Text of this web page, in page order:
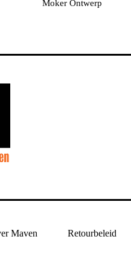
Moker Ontwerp
Maven Retourbeleid